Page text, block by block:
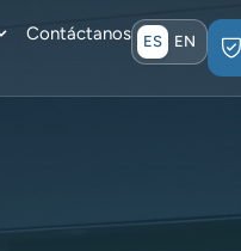
Contáctanos ES EN